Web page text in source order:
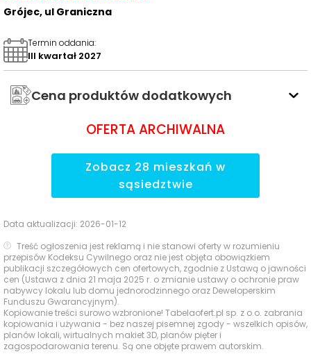
Grójec, ul Graniczna
Termin oddania:
III kwartał 2027
Cena produktów dodatkowych
OFERTA ARCHIWALNA
Zobacz 28 mieszkań w
sąsiedztwie
Data aktualizacji: 2026-01-12
Treść ogłoszenia jest reklamą i nie stanowi oferty w rozumieniu
przepisów Kodeksu Cywilnego oraz nie jest objęta obowiązkiem
publikacji szczegółowych cen ofertowych, zgodnie z Ustawą o jawności
cen (Ustawa z dnia 21 maja 2025 r. o zmianie ustawy o ochronie praw
nabywcy lokalu lub domu jednorodzinnego oraz Deweloperskim
Funduszu Gwarancyjnym).
Kopiowanie treści surowo wzbronione! Tabelaofert.pl sp. z o.o. zabrania
kopiowania i używania - bez naszej pisemnej zgody - wszelkich opisów,
planów lokali, wirtualnych makiet 3D, planów pięter i
zagospodarowania terenu. Są one objęte prawem autorskim.